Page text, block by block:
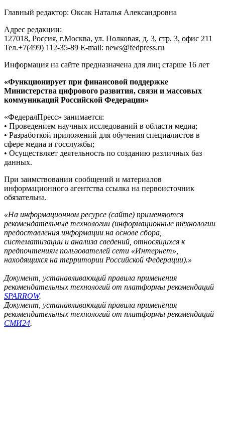
Главный редактор: Оксак Наталья Александровна
Адрес редакции:
127018, Россия, г.Москва, ул. Полковая, д. 3, стр. 3, офис 211
Тел.+7(499) 112-35-89 E-mail: news@fedpress.ru
Информация на сайте предназначена для лиц старше 16 лет
«Функционирует при финансовой поддержке
Министерства цифрового развития, связи и массовых
коммуникаций Российской Федерации»
«ФедералПресс» занимается:
• Проведением научных исследований в области медиа;
• Разработкой приложений для обучения специалистов в
сфере медиа и госслужбы;
• Осуществляет деятельность по созданию различных баз
данных.
При заимствовании сообщений и материалов
информационного агентства ссылка на первоисточник
обязательна.
«На информационном ресурсе (сайте) применяются
рекомендательные технологии (информационные технологии
предоставления информации на основе сбора,
систематизации и анализа сведений, относящихся к
предпочтениям пользователей сети «Интернет»,
находящихся на территории Российской Федерации).»
Документ, устанавливающий правила применения
рекомендательных технологий от платформы рекомендаций
SPARROW.
Документ, устанавливающий правила применения
рекомендательных технологий от платформы рекомендаций
СМИ24.